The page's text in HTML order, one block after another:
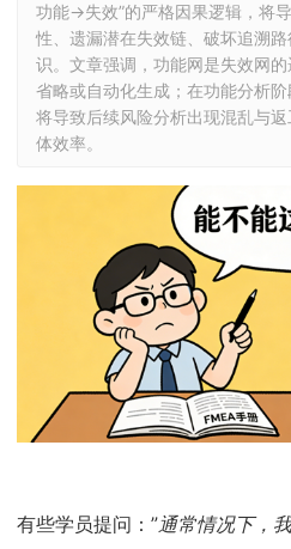
功能→失效”的严格因果逻辑，将
性、遗漏潜在失效链、破坏追溯
识。文章强调，功能网是失效网
省略或自动化生成；在功能分析
将导致后续风险分析出现混乱与
体效率。
有些学员提问：”通常情况下，